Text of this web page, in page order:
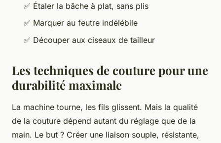
✅ Étaler la bâche à plat, sans plis
✅ Marquer au feutre indélébile
✅ Découper aux ciseaux de tailleur
Les techniques de couture pour une
durabilité maximale
La machine tourne, les fils glissent. Mais la qualité
de la couture dépend autant du réglage que de la
main. Le but ? Créer une liaison souple, résistante,